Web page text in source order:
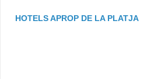
HOTELS APROP DE LA PLATJA